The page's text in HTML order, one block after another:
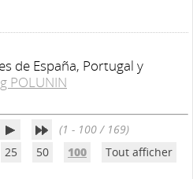
de España, Portugal y
POLUNIN
(1 - 100 / 169)
25 50 100 Tout afficher